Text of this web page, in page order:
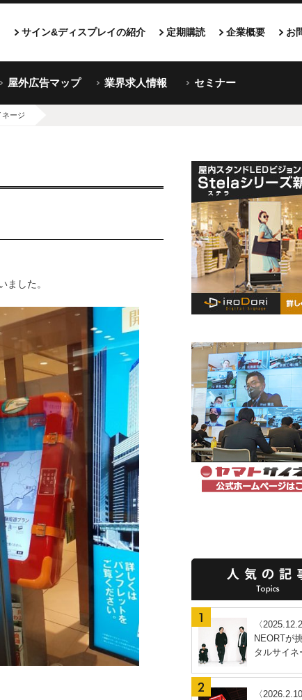
サイン&ディスプレイの紹介 定期購読 企業概要 お
屋外広告マップ 業界求人情報 セミナー
ネージ
ました。
〈
NEORTが
タルサイネ
〈